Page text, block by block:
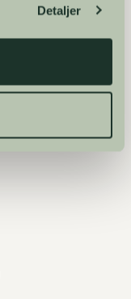
Detaljer